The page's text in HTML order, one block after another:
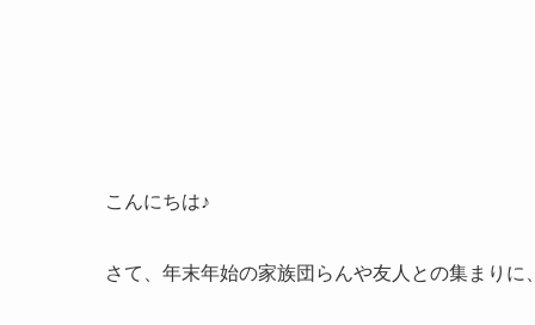
こんにちは♪
さて、年末年始の家族団らんや友人との集まり